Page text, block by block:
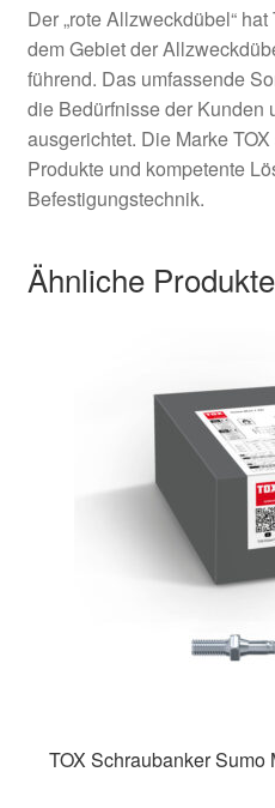
Der „rote Allzweckdübel“
dem Gebiet der
führend. Das umfassende
die Bedürfnisse der Kunden
ausgerichtet. Die Marke
Produkte und kompetente
Befestigungstechnik.
Ähnliche Produkte
TOX Schraubanker Sumo